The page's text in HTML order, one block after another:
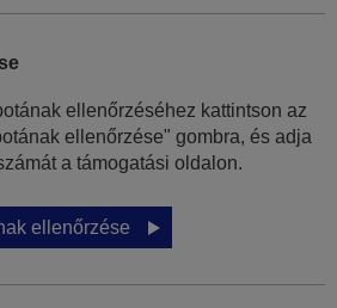
ellenőrzéséhez kattintson az
ellenőrzése" gombra, és adja
a támogatási oldalon.
ellenőrzése